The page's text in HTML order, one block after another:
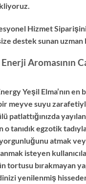
Hizmet
destek sunan uzman
Aromasının
Yeşil Elma’nın en
meyve suyu
patlattığınızda
tanıdık egzotik
atmak
isteyen
tortusu bırakmayan
yenilenmiş